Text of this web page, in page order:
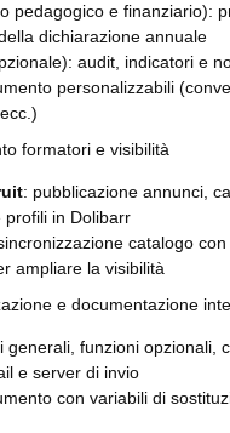
pedagogico e finanziario):
dichiarazione annuale
audit, indicatori e
personalizzabili
formatori e visibilità
: pubblicazione annunci,
profili in Dolibarr
catalogo
ampliare la visibilità
e documentazione
generali, funzioni opzionali,
e server di invio
con variabili di